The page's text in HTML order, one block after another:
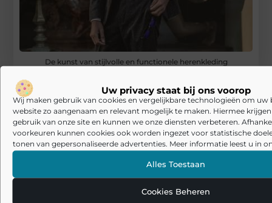
Uw privacy staat bij ons voorop
Wij maken gebruik van cookies en vergelijkbare technologieën om uw
website zo aangenaam en relevant mogelijk te maken. Hiermee
gebruik van onze site en kunnen we onze diensten verbeteren.
voorkeuren kunnen cookies ook worden ingezet voor statistische
tonen van gepersonaliseerde advertenties. Meer informatie leest u in
Alles Toestaan
Cookies Beheren
De kunst van stijlvolle en functionele herenkleding
Laminaat en pvc visgraat vloer: welke basis past bij jouw manier
van wonen?
De Beste Schoonmaakoplossingen: Stofzuiger met Zak en
Tapijtreiniger
Sunseeker Robotics presenteert X Gen 2-serie in Brussel en
Veelgemaakte fouten bij akoestiek in huis: waarom oplossingen